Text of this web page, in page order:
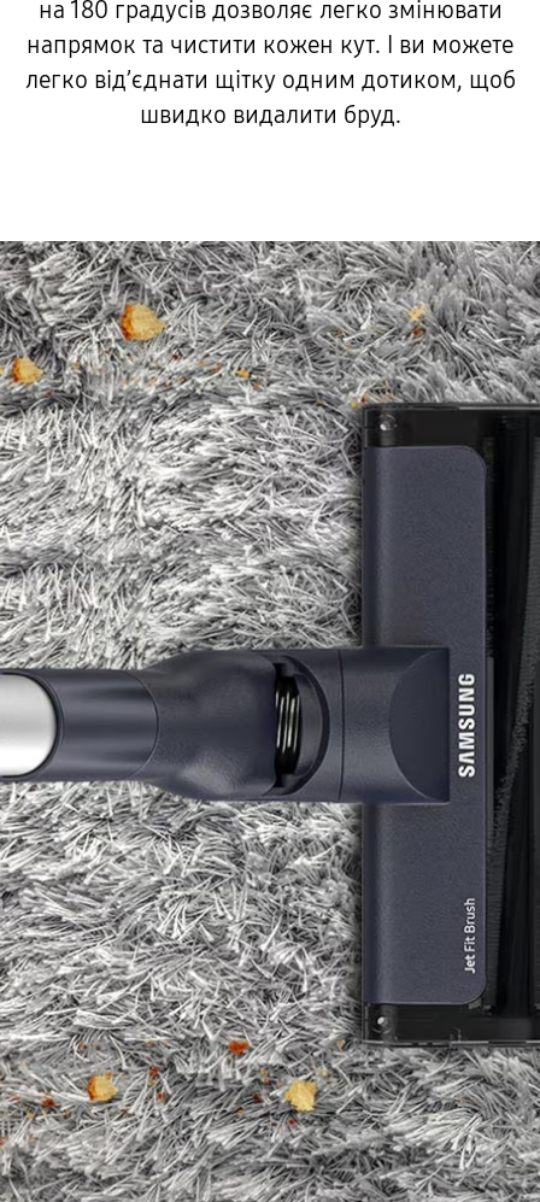
на 180 градусів дозволяє легко змінювати
напрямок та чистити кожен кут. І ви можете
легко від’єднати щітку одним дотиком, щоб
швидко видалити бруд.